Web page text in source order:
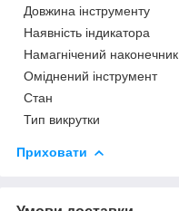
Довжина інструменту
Наявність індикатора
Намагнічений наконечник
Оміднений інструмент
Стан
Тип викрутки
Приховати